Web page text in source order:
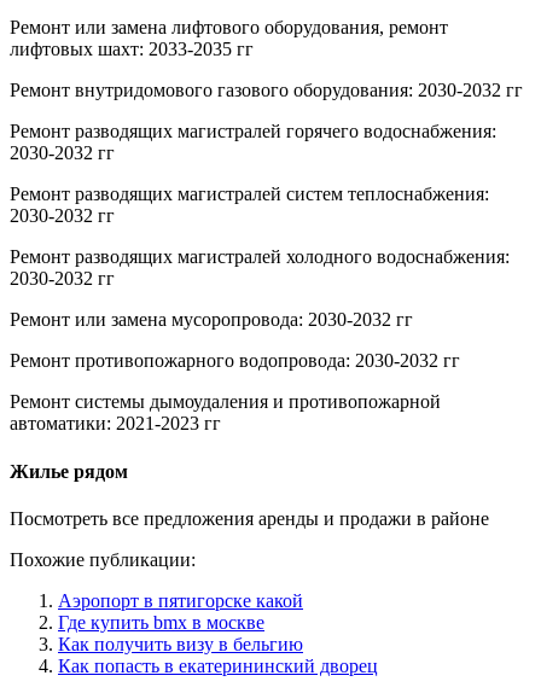
Ремонт или замена лифтового оборудования, ремонт
лифтовых шахт: 2033-2035 гг
Ремонт внутридомового газового оборудования: 2030-2032 гг
Ремонт разводящих магистралей горячего водоснабжения:
2030-2032 гг
Ремонт разводящих магистралей систем теплоснабжения:
2030-2032 гг
Ремонт разводящих магистралей холодного водоснабжения:
2030-2032 гг
Ремонт или замена мусоропровода: 2030-2032 гг
Ремонт противопожарного водопровода: 2030-2032 гг
Ремонт системы дымоудаления и противопожарной
автоматики: 2021-2023 гг
Жилье рядом
Посмотреть все предложения аренды и продажи в районе
Похожие публикации:
Аэропорт в пятигорске какой
Где купить bmx в москве
Как получить визу в бельгию
Как попасть в екатерининский дворец